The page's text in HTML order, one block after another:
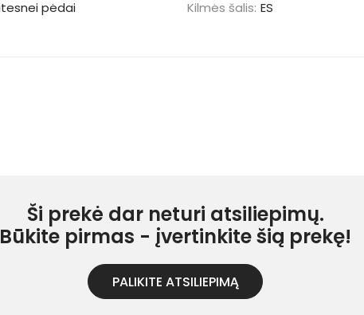
pėdai
Kilmės šalis: ES
Ši prekė dar neturi atsiliepimų.
Būkite pirmas - įvertinkite šią prekę!
PALIKITE ATSILIEPIMĄ